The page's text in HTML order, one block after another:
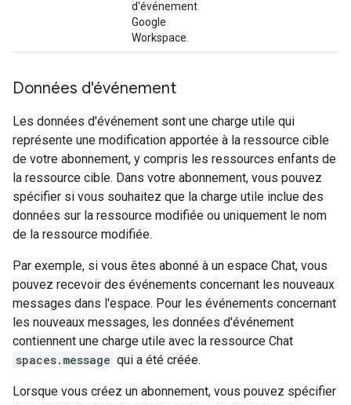
d'événement
Google
Workspace.
Données d'événement
Les données d'événement sont une charge utile qui
représente une modification apportée à la ressource cible
de votre abonnement, y compris les ressources enfants de
la ressource cible. Dans votre abonnement, vous pouvez
spécifier si vous souhaitez que la charge utile inclue des
données sur la ressource modifiée ou uniquement le nom
de la ressource modifiée.
Par exemple, si vous êtes abonné à un espace Chat, vous
pouvez recevoir des événements concernant les nouveaux
messages dans l'espace. Pour les événements concernant
les nouveaux messages, les données d'événement
contiennent une charge utile avec la ressource Chat
spaces.message qui a été créée.
Lorsque vous créez un abonnement, vous pouvez spécifier